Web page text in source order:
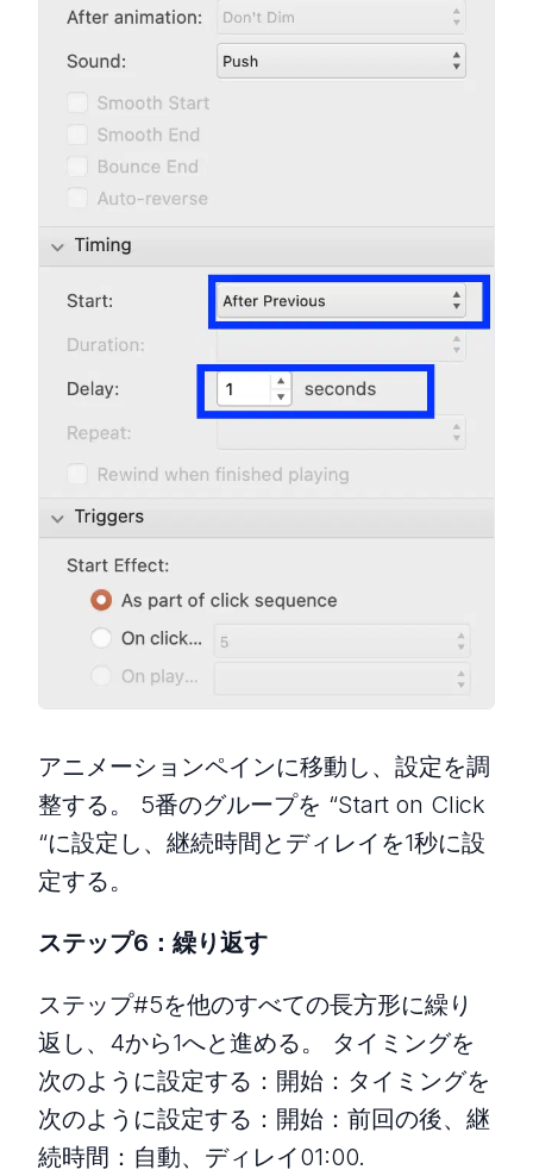
アニメーションペインに移動し、設定を調
整する。 5番のグループを “Start on Click
“に設定し、継続時間とディレイを1秒に設
定する。
ステップ6：繰り返す
ステップ#5を他のすべての長方形に繰り
返し、4から1へと進める。 タイミングを
次のように設定する：開始：タイミングを
次のように設定する：開始：前回の後、継
続時間：自動、ディレイ01:00.